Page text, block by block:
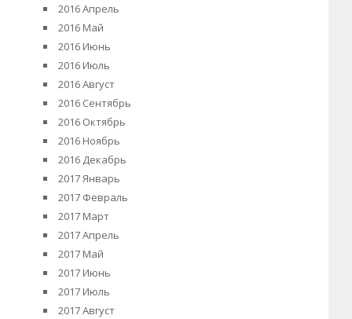
2016 Апрель
2016 Май
2016 Июнь
2016 Июль
2016 Август
2016 Сентябрь
2016 Октябрь
2016 Ноябрь
2016 Декабрь
2017 Январь
2017 Февраль
2017 Март
2017 Апрель
2017 Май
2017 Июнь
2017 Июль
2017 Август